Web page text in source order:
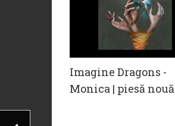
Imagine Dragons -
Monica | piesă nouă